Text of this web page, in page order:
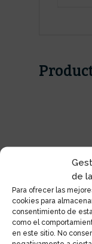
de
Para ofrecer las
cookies para
consentimiento de
como el
en este sitio. No